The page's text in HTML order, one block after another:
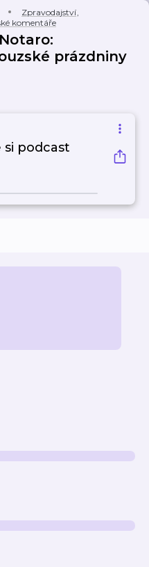
Zpravodajství,
komentáře
prázdniny
si podcast